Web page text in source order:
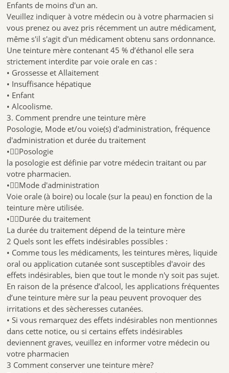
Enfants de moins d'un an.
Veuillez indiquer à votre médecin ou à votre pharmacien si
vous prenez ou avez pris récemment un autre médicament,
même s'il s'agit d'un médicament obtenu sans ordonnance.
Une teinture mère contenant 45 % d’éthanol elle sera
strictement interdite par voie orale en cas :
• Grossesse et Allaitement
• Insuffisance hépatique
• Enfant
• Alcoolisme.
3. Comment prendre une teinture mère
Posologie, Mode et/ou voie(s) d'administration, fréquence
d'administration et durée du traitement
•Posologie
la posologie est définie par votre médecin traitant ou par
votre pharmacien.
•Mode d'administration
Voie orale (à boire) ou locale (sur la peau) en fonction de la
teinture mère utilisée.
•Durée du traitement
La durée du traitement dépend de la teinture mère
2 Quels sont les effets indésirables possibles :
• Comme tous les médicaments, les teintures mères, liquide
oral ou application cutanée sont susceptibles d'avoir des
effets indésirables, bien que tout le monde n'y soit pas sujet.
En raison de la présence d’alcool, les applications fréquentes
d’une teinture mère sur la peau peuvent provoquer des
irritations et des sècheresses cutanées.
• Si vous remarquez des effets indésirables non mentionnes
dans cette notice, ou si certains effets indésirables
deviennent graves, veuillez en informer votre médecin ou
votre pharmacien
3 Comment conserver une teinture mère?